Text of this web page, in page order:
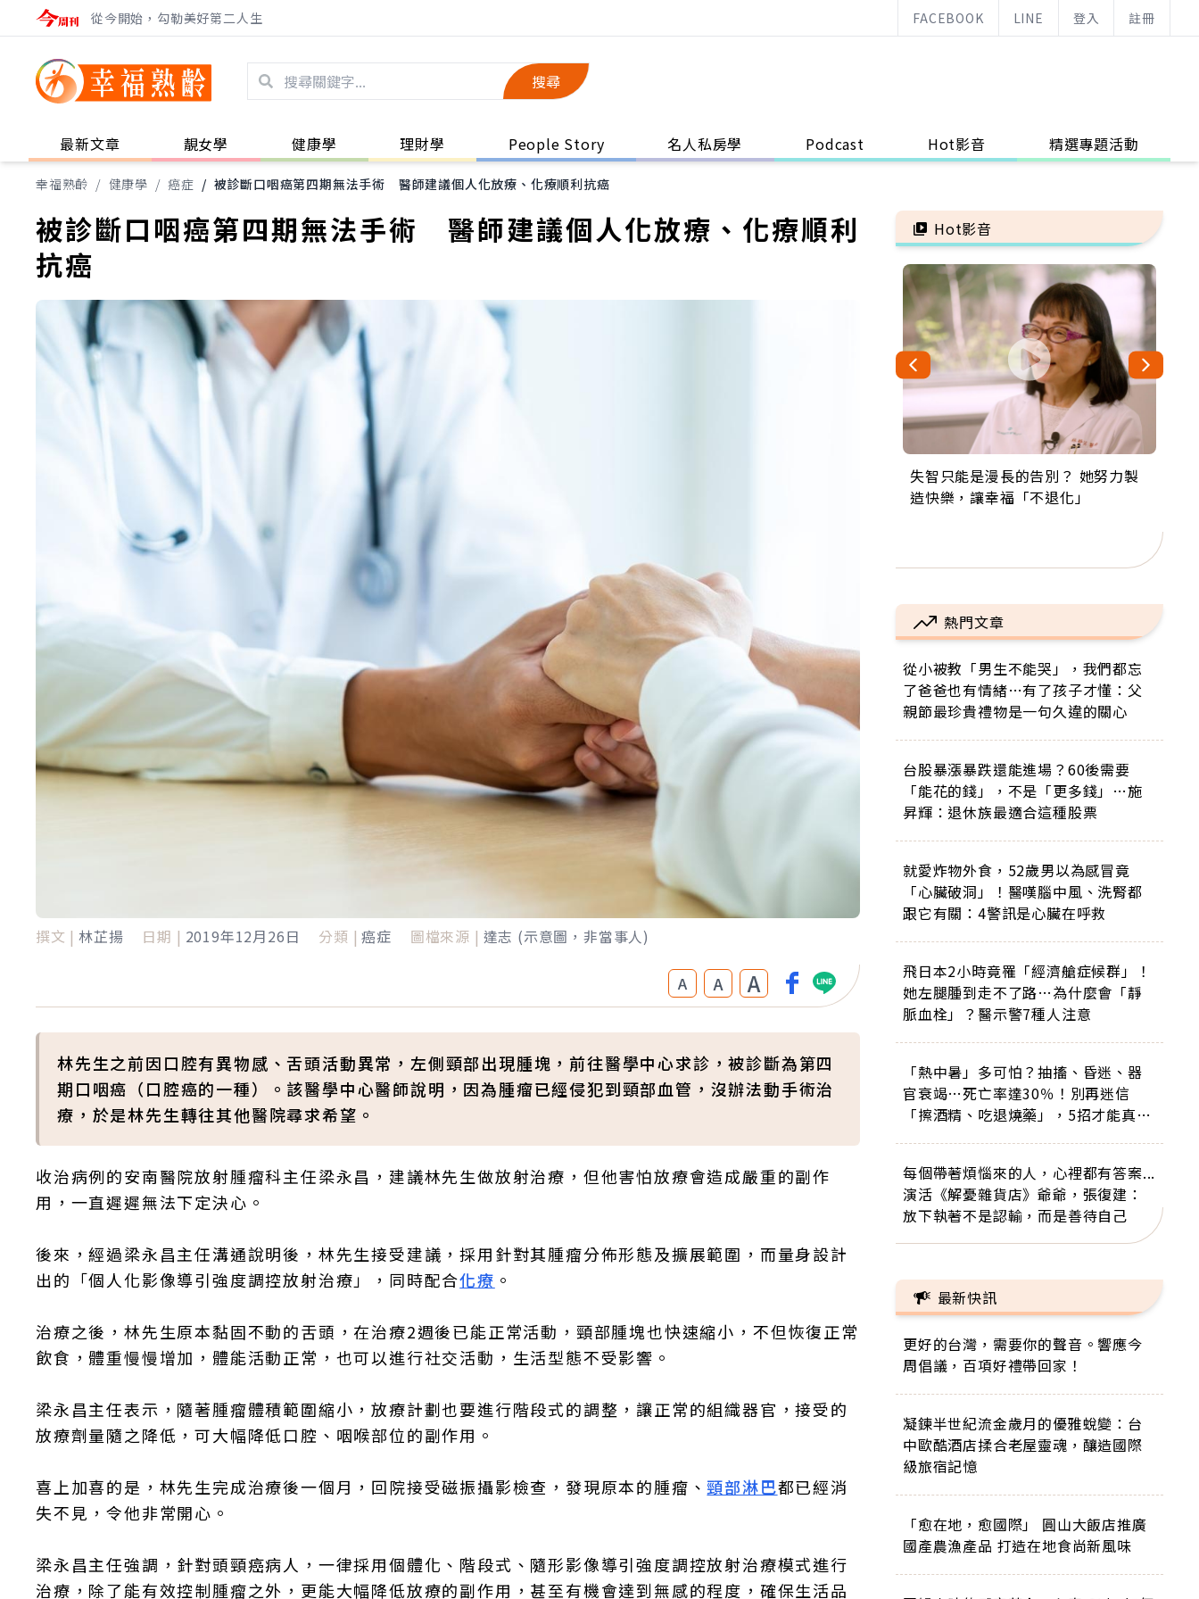
從今開始，勾勒美好第二人生 FACEBOOK LINE 登入 註冊
搜尋
最新文章 靚女學 健康學 理財學 People Story 名人私房學 Podcast Hot影音 精選專題活動
幸福熟齡 / 健康學 / 癌症 / 被診斷口咽癌第四期無法手術 醫師建議個人化放療、化療順利抗癌
被診斷口咽癌第四期無法手術 醫師建議個人化放療、化療順利
抗癌
撰文 | 林芷揚 日期 | 2019年12月26日 分類 | 癌症 圖檔來源 | 達志 (示意圖，非當事人)
A A A
林先生之前因口腔有異物感、舌頭活動異常，左側頸部出現腫塊，前往醫學中心求診，被診斷為第四
期口咽癌（口腔癌的一種）。該醫學中心醫師說明，因為腫瘤已經侵犯到頸部血管，沒辦法動手術治
療，於是林先生轉往其他醫院尋求希望。
收治病例的安南醫院放射腫瘤科主任梁永昌，建議林先生做放射治療，但他害怕放療會造成嚴重的副作
用，一直遲遲無法下定決心。
後來，經過梁永昌主任溝通說明後，林先生接受建議，採用針對其腫瘤分佈形態及擴展範圍，而量身設計
出的「個人化影像導引強度調控放射治療」，同時配合化療 。
治療之後，林先生原本黏固不動的舌頭，在治療2週後已能正常活動，頸部腫塊也快速縮小，不但恢復正常
飲食，體重慢慢增加，體能活動正常，也可以進行社交活動，生活型態不受影響。
梁永昌主任表示，隨著腫瘤體積範圍縮小，放療計劃也要進行階段式的調整，讓正常的組織器官，接受的
放療劑量隨之降低，可大幅降低口腔、咽喉部位的副作用。
喜上加喜的是，林先生完成治療後一個月，回院接受磁振攝影檢查，發現原本的腫瘤、 頸部淋巴都已經消
失不見，令他非常開心。
梁永昌主任強調，針對頭頸癌病人，一律採用個體化、階段式、隨形影像導引強度調控放射治療模式進行
治療，除了能有效控制腫瘤之外，更能大幅降低放療的副作用，甚至有機會達到無感的程度，確保生活品
Hot影音
失智只能是漫長的告別？ 她努力製
造快樂，讓幸福「不退化」
來自剛果的巧克力神父 為台灣奉獻
36年 「台灣是我的家，我連作夢都
63歲卸矽谷副總、搬回台灣找快
樂！「蛋黃哥小丑」走進安養院，
104歲打破金氏世界紀錄 成為全球
最年長羽球選手，分享長壽的秘密
事業巔峰他選擇追夢…黑手阿伯拉
小提琴還登上小巨蛋！連CNN都大
熱門文章
從小被教「男生不能哭」，我們都忘
了爸爸也有情緒…有了孩子才懂：父
親節最珍貴禮物是一句久違的關心
台股暴漲暴跌還能進場？60後需要
「能花的錢」，不是「更多錢」…施
昇輝：退休族最適合這種股票
就愛炸物外食，52歲男以為感冒竟
「心臟破洞」！醫嘆腦中風、洗腎都
跟它有關：4警訊是心臟在呼救
飛日本2小時竟罹「經濟艙症候群」！
她左腿腫到走不了路…為什麼會「靜
脈血栓」？醫示警7種人注意
「熱中暑」多可怕？抽搐、昏迷、器
官衰竭…死亡率達30％！別再迷信
「擦酒精、吃退燒藥」，5招才能真救
每個帶著煩惱來的人，心裡都有答案...
演活《解憂雜貨店》爺爺，張復建：
放下執著不是認輸，而是善待自己
最新快訊
更好的台灣，需要你的聲音。響應今
周倡議，百項好禮帶回家！
凝鍊半世紀流金歲月的優雅蛻變：台
中歐酷酒店揉合老屋靈魂，釀造國際
級旅宿記憶
「愈在地，愈國際」 圓山大飯店推廣
國產農漁產品 打造在地食尚新風味